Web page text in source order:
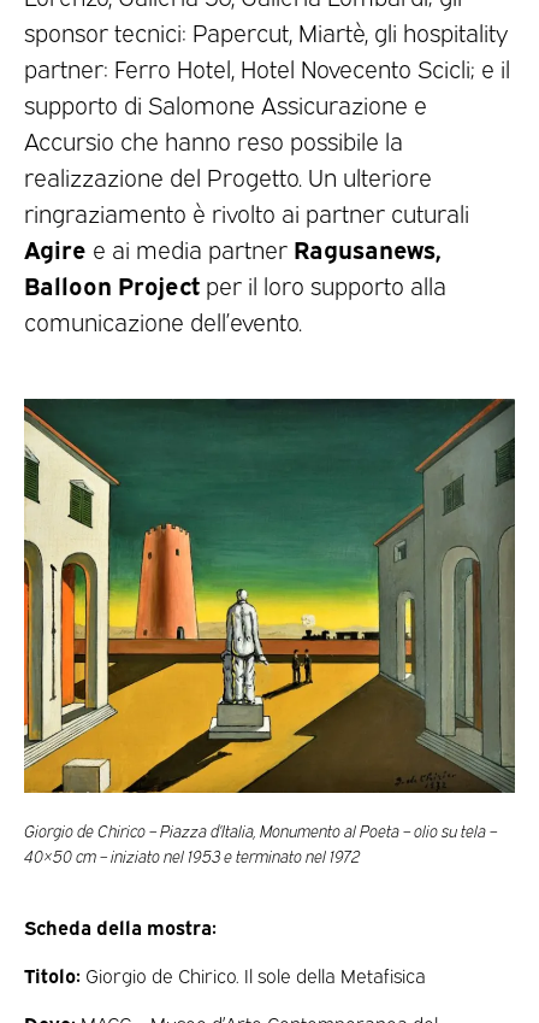
sponsor tecnici: Papercut, Miartè, gli hospitality
partner: Ferro Hotel, Hotel Novecento Scicli; e il
supporto di Salomone Assicurazione e
Accursio che hanno reso possibile la
realizzazione del Progetto. Un ulteriore
ringraziamento è rivolto ai partner cuturali
Agire e ai media partner Ragusanews,
Balloon Project per il loro supporto alla
comunicazione dell’evento.
Giorgio de Chirico – Piazza d’Italia, Monumento al Poeta – olio su tela –
40×50 cm – iniziato nel 1953 e terminato nel 1972
Scheda della mostra:
Titolo: Giorgio de Chirico. Il sole della Metafisica